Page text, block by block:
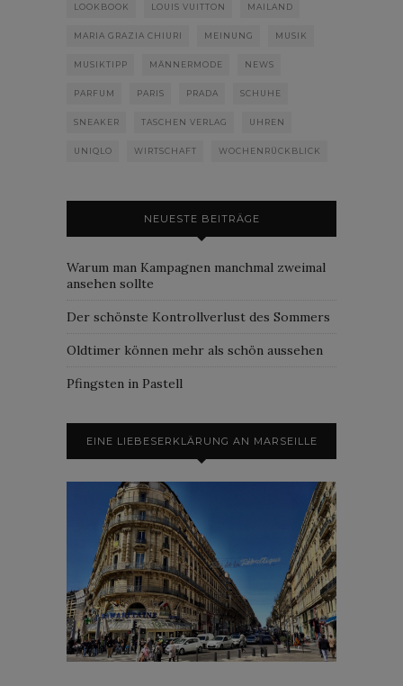
LOOKBOOK LOUIS VUITTON MAILAND
MARIA GRAZIA CHIURI MEINUNG MUSIK
MUSIKTIPP MÄNNERMODE NEWS
PARFUM PARIS PRADA SCHUHE
SNEAKER TASCHEN VERLAG UHREN
UNIQLO WIRTSCHAFT WOCHENRÜCKBLICK
NEUESTE BEITRÄGE
Warum man Kampagnen manchmal zweimal
ansehen sollte
Der schönste Kontrollverlust des Sommers
Oldtimer können mehr als schön aussehen
Pfingsten in Pastell
EINE LIEBESERKLÄRUNG AN MARSEILLE